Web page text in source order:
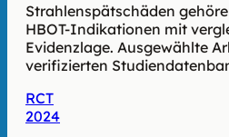
Strahlenspätschäden
HBOT-Indikationen mit
Evidenzlage. Ausgewählte
verifizierten
RCT
2024